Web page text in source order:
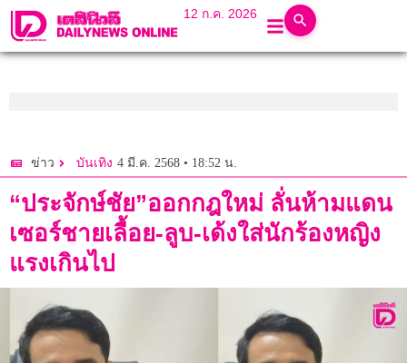
12 ก.ค. 2026
ข่าว บันเทิง 4 มี.ค. 2568 • 18:52 น.
“ประจักษ์ชัย”ออกกฎใหม่ ลั่นห้ามแดน
เซอร์ชายเลื้อย-ลูบ-เด้งใส่นักร้องหญิง
แรงเกินไป